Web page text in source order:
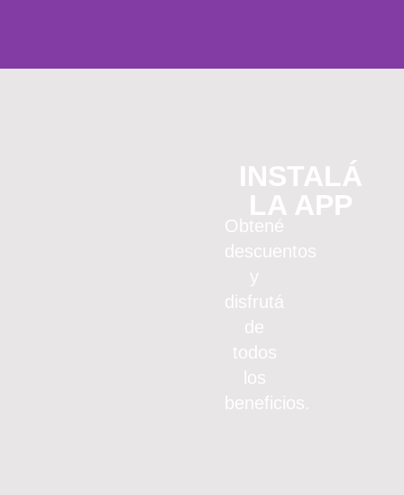
INSTALÁ
LA APP
Obtené
descuentos
y
disfrutá
de
todos
los
beneficios.